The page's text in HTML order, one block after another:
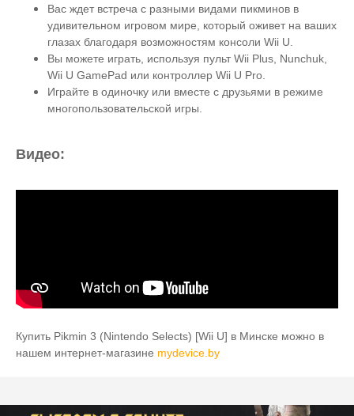
Вас ждет встреча с разными видами пикминов в
удивительном игровом мире, который оживет на ваших
глазах благодаря возможностям консоли Wii U.
Вы можете играть, используя пульт Wii Plus, Nunchuk,
Wii U GamePad или контроллер Wii U Pro.
Играйте в одиночку или вместе с друзьями в режиме
многопользовательской игры.
Видео:
Купить Pikmin 3 (Nintendo Selects) [Wii U] в Минске можно в
нашем интернет-магазине mydevice.by